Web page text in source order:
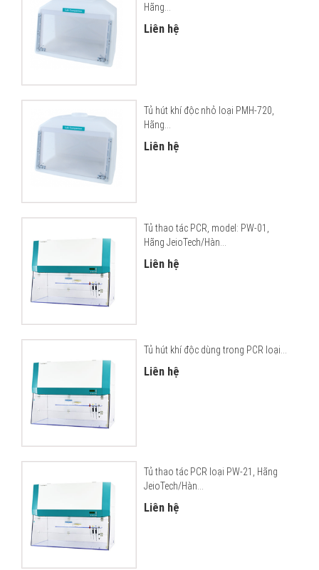
Hãng...
Liên hệ
Tủ hút khí độc nhỏ loại PMH-720,
Hãng...
Liên hệ
Tủ thao tác PCR, model: PW-01,
Hãng JeioTech/Hàn...
Liên hệ
Tủ hút khí độc dùng trong PCR loại...
Liên hệ
Tủ thao tác PCR loại PW-21, Hãng
JeioTech/Hàn...
Liên hệ